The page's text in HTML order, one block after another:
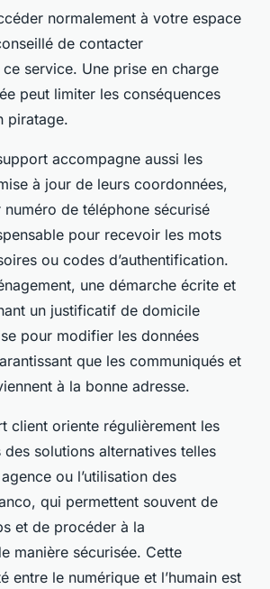
normalement à votre espace
de contacter
service. Une prise en charge
peut limiter les conséquences
piratage.
accompagne aussi les
à jour de leurs coordonnées,
numéro de téléphone sécurisé
pour recevoir les mots
ou codes d’authentification.
une démarche écrite et
un justificatif de domicile
pour modifier les données
que les communiqués et
à la bonne adresse.
client oriente régulièrement les
des solutions alternatives telles
ou l’utilisation des
qui permettent souvent de
et de procéder à la
manière sécurisée. Cette
entre le numérique et l’humain est